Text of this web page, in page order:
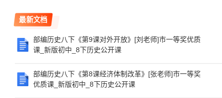
最新文档
部编历史八下《第9课对外开放》[刘老师]市一等奖优质
课_新版初中_8下历史公开课
部编历史八下《第8课经济体制改革》[张老师]市一等奖
优质课_新版初中_8下历史公开课